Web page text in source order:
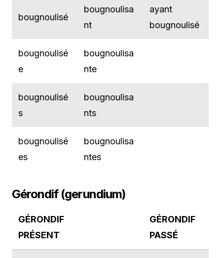
bougnoulisé
bougnoulisa
nt
ayant
bougnoulisé
bougnoulisé
e
bougnoulisa
nte
bougnoulisé
s
bougnoulisa
nts
bougnoulisé
es
bougnoulisa
ntes
Gérondif (gerundium)
GÉRONDIF
PRÉSENT
GÉRONDIF
PASSÉ